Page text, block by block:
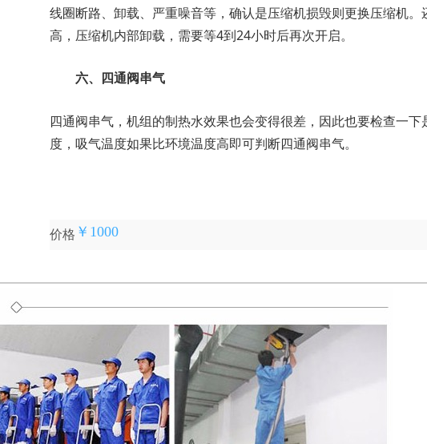
线圈断路、卸载、严重噪音等，确认是压缩机损毁则更换压缩机
高，压缩机内部卸载，需要等4到24小时后再次开启。
六、四通阀串气
四通阀串气，机组的制热水效果也会变得很差，因此也要检查一
度，吸气温度如果比环境温度高即可判断四通阀串气。
价格 ￥1000